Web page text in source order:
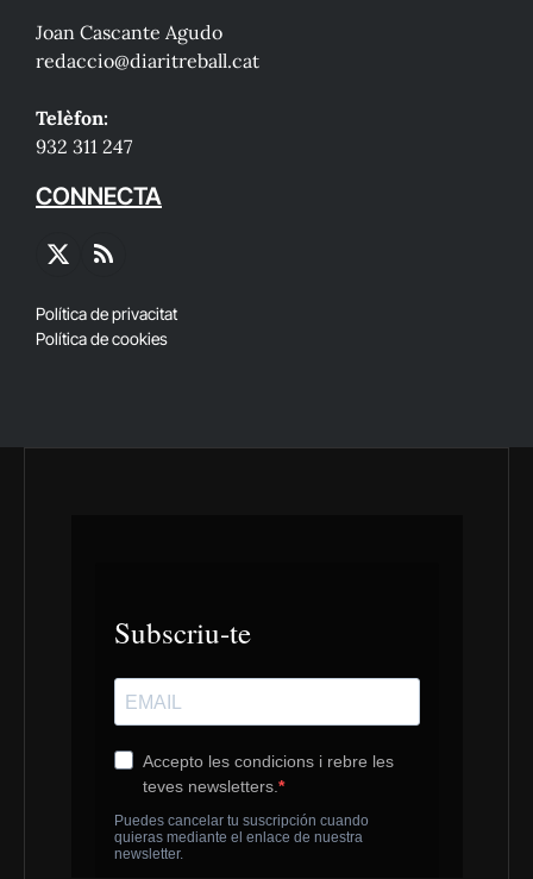
Joan Cascante Agudo
redaccio@diaritreball.cat
Telèfon:
932 311 247
CONNECTA
X
RSS
Política de privacitat
Política de cookies